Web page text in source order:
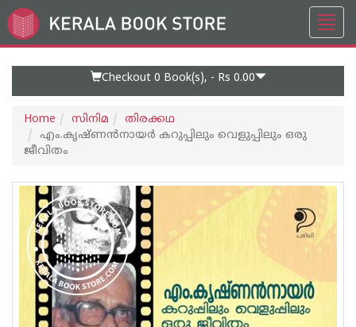
Go
to
Checkout 0 Book(s), - Rs 0.00
Home സിനിമ
തിരക്കഥ
എം.കൃഷ്ണൻനായർ കറുപ്പിലും വെളുപ്പിലും ഒരു
ജീവിതം